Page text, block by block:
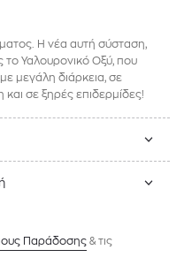
Η νέα αυτή σύσταση,
το Υαλουρονικό Οξύ, που
μεγάλη διάρκεια, σε
σε ξηρές επιδερμίδες!
Παράδοσης & τις